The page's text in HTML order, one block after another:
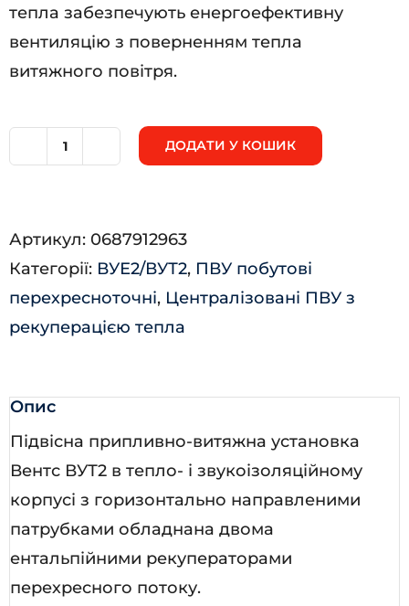
тепла забезпечують енергоефективну
вентиляцію з поверненням тепла
витяжного повітря.
П
кількість
ДОДАТИ У КОШИК
Артикул: 0687912963
Категорії: ВУЕ2/ВУТ2, ПВУ побутові
перехресноточні, Централізовані ПВУ з
рекуперацією тепла
Опис
Підвісна припливно-витяжна установка
Вентс ВУТ2 в тепло- і звукоізоляційному
корпусі з горизонтально направленими
патрубками обладнана двома
ентальпійними рекуператорами
перехресного потоку.